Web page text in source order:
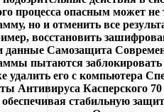
процесса опасным может не
но и отменить все
восстановить
данные Самозащита
пытаются заблокировать
удалить его с компьютера
Антивируса Касперского 70
стабильную